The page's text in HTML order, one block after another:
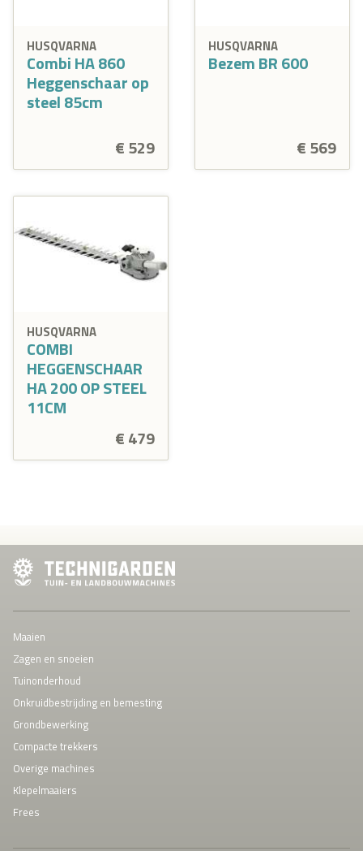
HUSQVARNA
Combi HA 860
Heggenschaar op
steel 85cm
€ 529
HUSQVARNA
Bezem BR 600
€ 569
HUSQVARNA
COMBI
HEGGENSCHAAR
HA 200 OP STEEL
11CM
€ 479
Maaien
Zagen en snoeien
Tuinonderhoud
Onkruidbestrijding en bemesting
Grondbewerking
Compacte trekkers
Overige machines
Klepelmaaiers
Frees